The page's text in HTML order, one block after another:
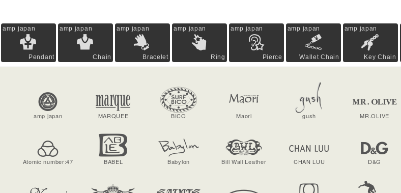
amp japan
Pendant
amp japan
Chain
amp japan
Bracelet
amp japan
Ring
amp japan
Pierce
amp japan
Wallet Chain
amp japan
Key Chain
amp japan MARQUEE BICO Maori gush MR.OLIVE
Atomic number:47 BABEL Babylon Bill Wall Leather CHAN LUU D&G